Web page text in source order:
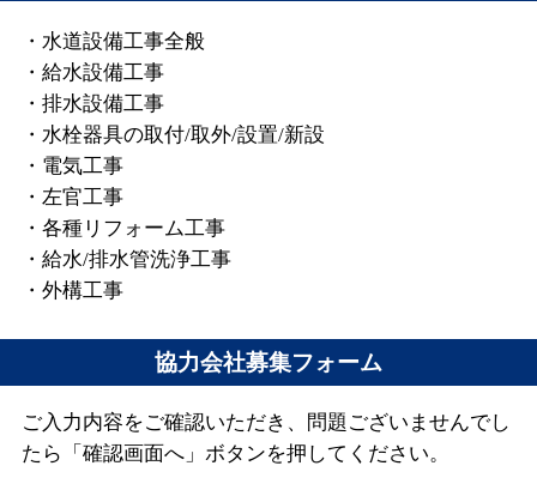
・水道設備工事全般
・給水設備工事
・排水設備工事
・水栓器具の取付/取外/設置/新設
・電気工事
・左官工事
・各種リフォーム工事
・給水/排水管洗浄工事
・外構工事
協力会社募集フォーム
ご入力内容をご確認いただき、問題ございませんでし
たら「確認画面へ」ボタンを押してください。